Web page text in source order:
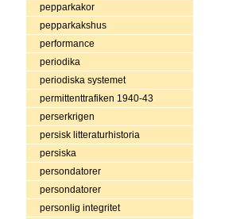
pepparkakor
pepparkakshus
performance
periodika
periodiska systemet
permittenttrafiken 1940-43
perserkrigen
persisk litteraturhistoria
persiska
persondatorer
persondatorer
personlig integritet